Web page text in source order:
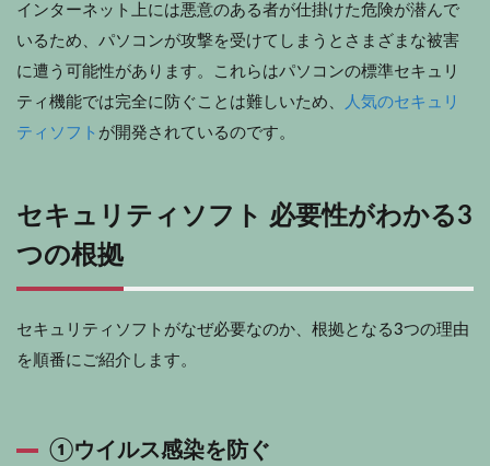
インターネット上には悪意のある者が仕掛けた危険が潜んで
いるため、パソコンが攻撃を受けてしまうとさまざまな被害
に遭う可能性があります。これらはパソコンの標準セキュリ
ティ機能では完全に防ぐことは難しいため、
人気のセキュリ
ティソフト が開発されているのです。
セキュリティソフト 必要性がわかる3
つの根拠
セキュリティソフトがなぜ必要なのか、根拠となる3つの理由
を順番にご紹介します。
①ウイルス感染を防ぐ